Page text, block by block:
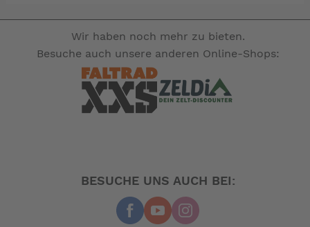
Wir haben noch mehr zu bieten.
Besuche auch unsere anderen Online-Shops:
BESUCHE UNS AUCH BEI: